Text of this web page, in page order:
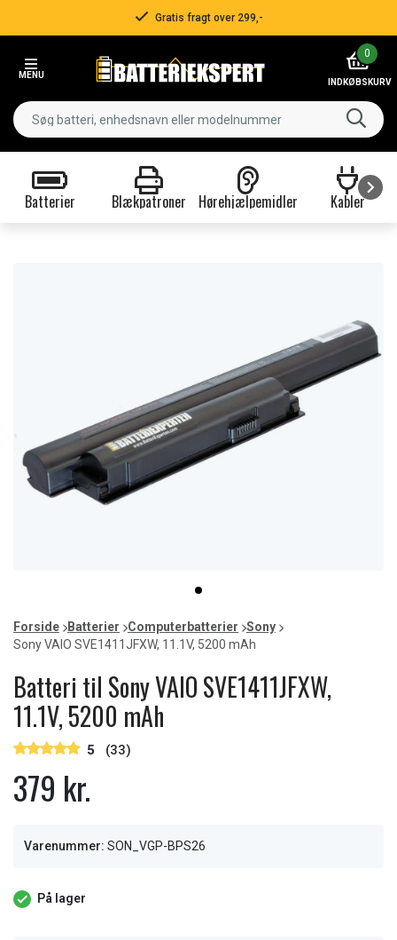
Gratis fragt over 299,-
MENU
0
INDKØBSKURV
Batterier Blækpatroner Hørehjælpemidler Kabler
item
0
of
1
Forside Batterier Computerbatterier
Sony
Sony VAIO SVE1411JFXW, 11.1V, 5200 mAh
Batteri til Sony VAIO SVE1411JFXW,
11.1V, 5200 mAh
5 (33)
379 kr.
Varenummer: SON_VGP-BPS26
På lager